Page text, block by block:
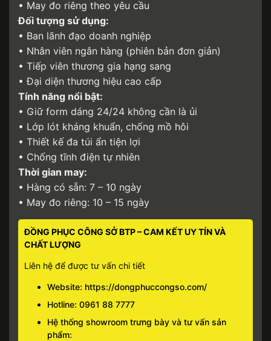
• May đo riêng theo yêu cầu
Đối tượng sử dụng:
• Ban lãnh đạo doanh nghiệp
• Nhân viên ngân hàng (phiên bản đơn giản)
• Tiếp viên thương gia hạng sang
• Đại diện thương hiệu cao cấp
Tính năng nổi bật:
• Giữ form dáng 24/24 không cần là ủi
• Lớp lót kháng khuẩn, chống mồ hôi
• Thiết kế đa túi ẩn tiện lợi
• Chống tĩnh điện tự nhiên
Thời gian may:
• Hàng có sẵn: 7 – 10 ngày
• May đo riêng: 10 – 15 ngày
ĐỒNG PHỤC CÔNG SỞ BTP – CAM KẾT UY TÍN VÀ
CHẤT LƯỢNG
Liên hệ để được tư vấn chi tiết
Website: https://dongphuccongso.com/
Hotline:0961 88 7777
Hệ thống showroom trưng bày và tư vấn sản
phẩm: